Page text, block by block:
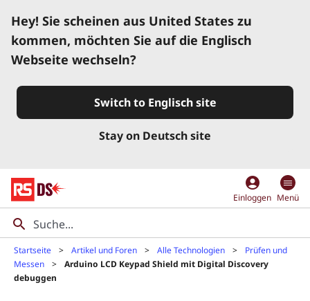
Hey! Sie scheinen aus United States zu
kommen, möchten Sie auf die Englisch
Webseite wechseln?
Switch to Englisch site
Stay on Deutsch site
account_circle
Einloggen Menü
Startseite Artikel und Foren Alle Technologien
Prüfen und
Messen
Arduino LCD Keypad Shield mit Digital Discovery
debuggen